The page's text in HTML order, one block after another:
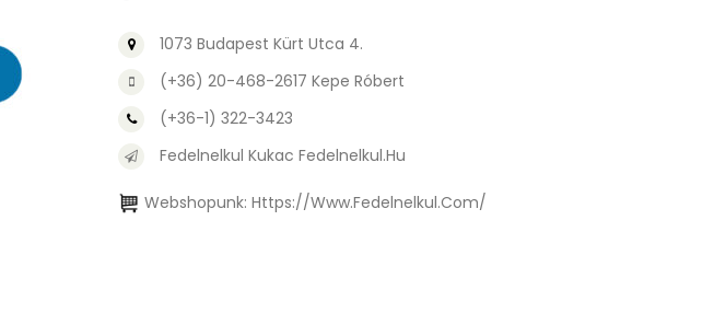
1073 Budapest Kürt Utca 4.
(+36) 20-468-2617 Kepe Róbert
(+36-1) 322-3423
Fedelnelkul Kukac Fedelnelkul.hu
Webshopunk: Https://www.fedelnelkul.com/